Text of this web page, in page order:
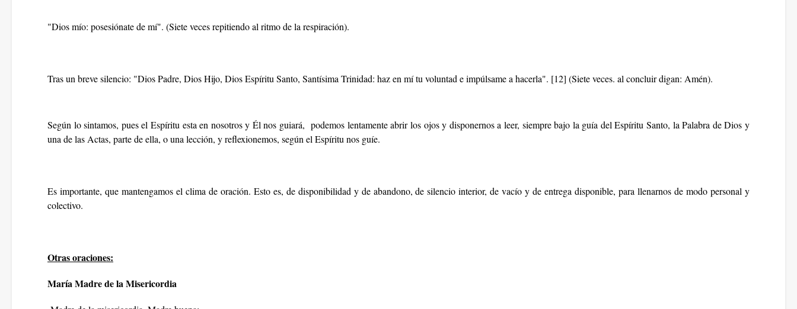
"Dios mío: posesiónate de mí". (Siete veces repitiendo al ritmo de la respiración).
Tras un breve silencio: "Dios Padre, Dios Hijo, Dios Espíritu Santo, Santísima Trinidad: haz en mí tu voluntad e impúlsame a hacerla". [12] (Siete veces. al concluir digan: Amén).
Según lo sintamos, pues el Espíritu esta en nosotros y Él nos guiará, podemos lentamente abrir los ojos y disponernos a leer, siempre bajo la guía del Espíritu Santo, laPalabra de Dios y
una de las Actas, parte de ella, o una lección, y reflexionemos, según el Espíritu nos guíe.
Es importante, que mantengamos el clima de oración. Esto es, de disponibilidad y de abandono, de silencio interior, de vacío y de entrega disponible, para llenarnos de modo personal y
colectivo.
Otras oraciones:
María Madre de la Misericordia